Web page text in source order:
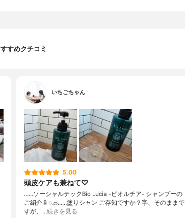
すめクチコミ
いちごちゃん
5.00
頭皮ケアも兼ねて♡
……⁡⁡⁡ソーシャルテックBio Lucia -ビオルチア- シャンプー⁡の
ご紹介🧴‎◌𓈒𓐍⁡……⁡⁡⁡⁡塗りシャン ご存知ですか？⁡⁡⁡⁡字、そのままで
すが、…続きを見る